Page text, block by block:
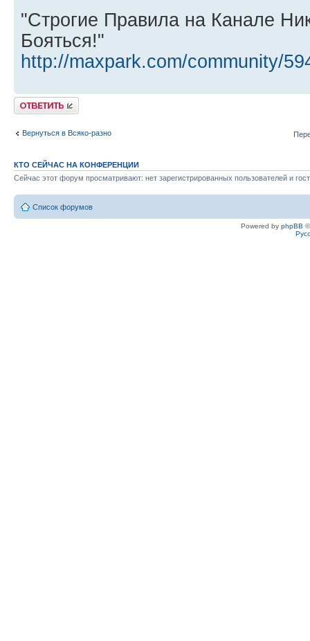
"Строгие Правила на Канале
Бояться!"
http://maxpark.com/community/
Ответить
Вернуться в Всяко-разно
КТО СЕЙЧАС НА КОНФЕРЕНЦИИ
Сейчас этот форум просматривают: нет зарегистрированных пользователей и
Список форумов
Powered by phpBB